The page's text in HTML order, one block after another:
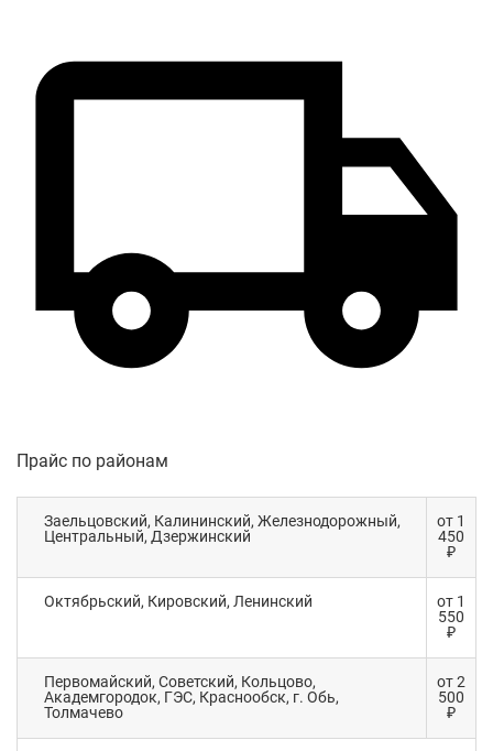
Прайс по районам
Заельцовский, Калининский, Железнодорожный,
Центральный, Дзержинский
от 1
450
₽
Октябрьский, Кировский, Ленинский
от 1
550
₽
Первомайский, Советский, Кольцово,
Академгородок, ГЭС, Краснообск, г. Обь,
Толмачево
от 2
500
₽